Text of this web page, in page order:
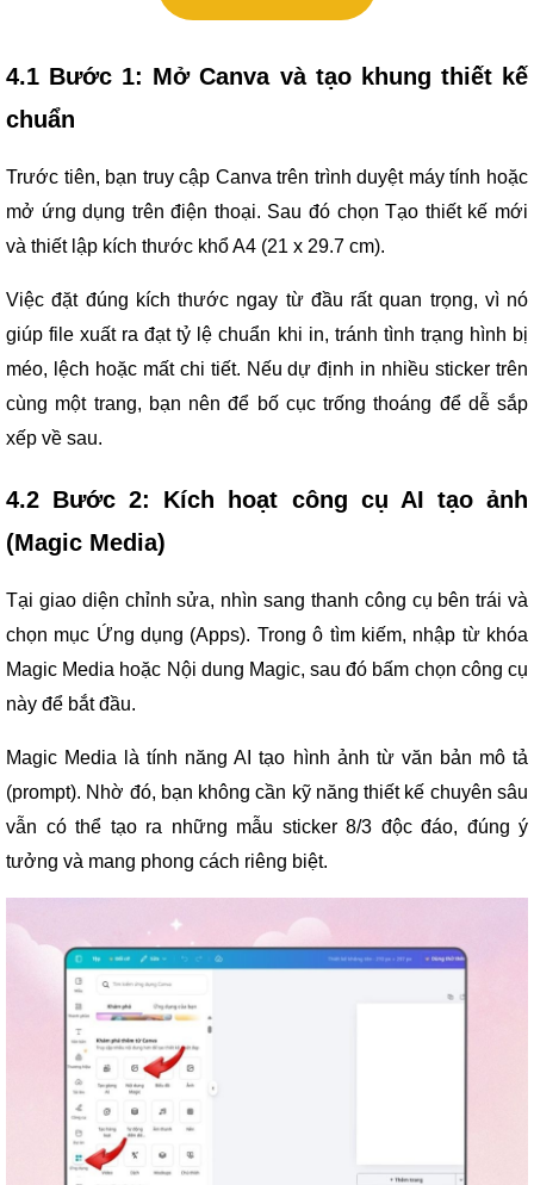
4.1 Bước 1: Mở Canva và tạo khung thiết kế
chuẩn
Trước tiên, bạn truy cập Canva trên trình duyệt máy tính hoặc
mở ứng dụng trên điện thoại. Sau đó chọn Tạo thiết kế mới
và thiết lập kích thước khổ A4 (21 x 29.7 cm).
Việc đặt đúng kích thước ngay từ đầu rất quan trọng, vì nó
giúp file xuất ra đạt tỷ lệ chuẩn khi in, tránh tình trạng hình bị
méo, lệch hoặc mất chi tiết. Nếu dự định in nhiều sticker trên
cùng một trang, bạn nên để bố cục trống thoáng để dễ sắp
xếp về sau.
4.2 Bước 2: Kích hoạt công cụ AI tạo ảnh
(Magic Media)
Tại giao diện chỉnh sửa, nhìn sang thanh công cụ bên trái và
chọn mục Ứng dụng (Apps). Trong ô tìm kiếm, nhập từ khóa
Magic Media hoặc Nội dung Magic, sau đó bấm chọn công cụ
này để bắt đầu.
Magic Media là tính năng AI tạo hình ảnh từ văn bản mô tả
(prompt). Nhờ đó, bạn không cần kỹ năng thiết kế chuyên sâu
vẫn có thể tạo ra những mẫu sticker 8/3 độc đáo, đúng ý
tưởng và mang phong cách riêng biệt.